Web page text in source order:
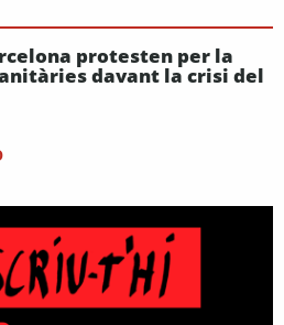
protesten per la
davant la crisi del